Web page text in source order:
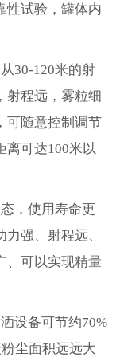
性试验，罐体内
30-120米的射
射程远，雾粒细
可随意控制调节
离可达100米以
，使用寿命更
强、射程远、
、可以实现精量
设备可节约70%
尘面积远远大